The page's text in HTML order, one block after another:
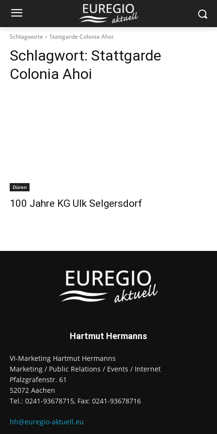
Schlagworte Stattgarde Colonia Ahoi
Schlagwort: Stattgarde
Colonia Ahoi
Düren
100 Jahre KG Ulk Selgersdorf
Hartmut Hermanns
VI-Marketing Hartmut Hermanns
Marketing / Public Relations / Events / Internet
Pfalzgrafenstr. 61
52072 Aachen
Tel.: 0241-93678715, Fax: 0241-93678716
hh@euregio-aktuell.eu